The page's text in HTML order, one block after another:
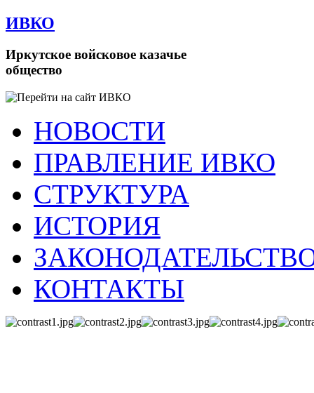
ИВКО
Иркутское войсковое казачье
общество
НОВОСТИ
ПРАВЛЕНИЕ ИВКО
СТРУКТУРА
ИСТОРИЯ
КОНТАКТЫ